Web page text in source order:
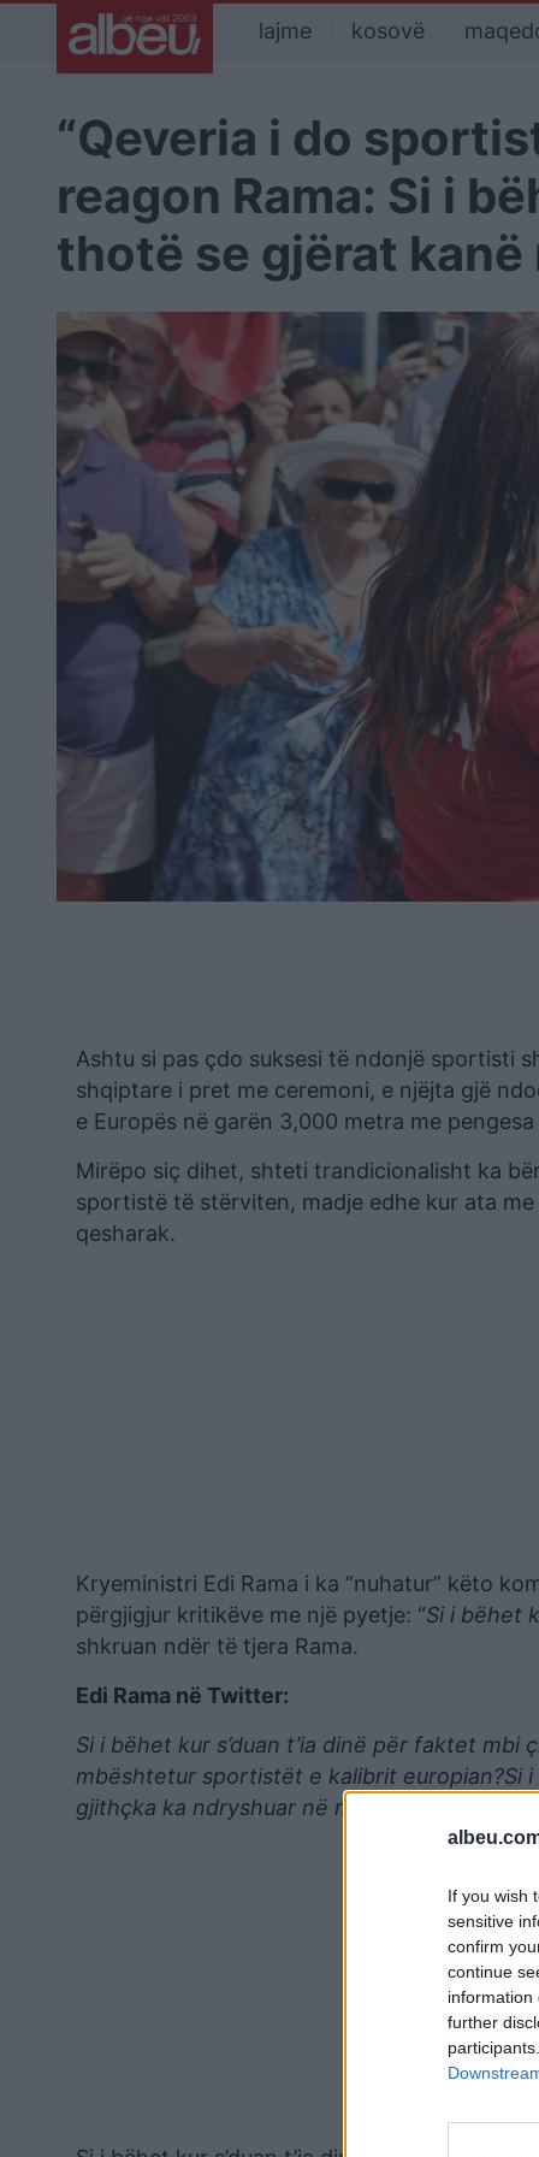
If you wish
sensitive
confirm
continue
information
further
lajme kosovë
“Qeveria i do
reagon Rama: Si i
thotë se gjërat
Ashtu si pas çdo suksesi të ndonjë sportisti
shqiptare i pret me ceremoni, e njëjta gjë
e Europës në garën 3,000 metra me
Mirëpo siç dihet, shteti trandicionalisht ka
sportistë të stërviten, madje edhe kur ata
qesharak.
Kryeministri Edi Rama i ka “nuhatur” këto
përgjigjur kritikëve me një pyetje: “Si i bëhet
shkruan ndër të tjera Rama.
Edi Rama në Twitter:
Si i bëhet kur s’duan t’ia dinë për faktet
mbështetur sportistët e kalibrit europian?Si i
gjithçka ka ndryshuar në mbështetje të saj?